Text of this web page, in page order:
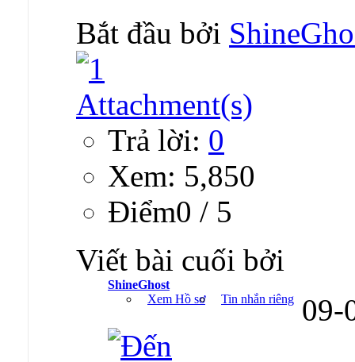
Bắt đầu bởi
Trả lời: 0
Xem: 5,850
Ðiểm0 / 5
Viết bài cuối bởi
ShineGhost
Xem Hồ sơ
Tin nhắn riêng 09-